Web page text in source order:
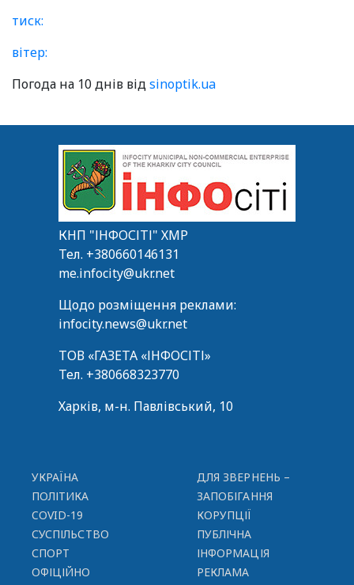
тиск:
вітер:
Погода на 10 днів відsinoptik.ua
КНП "ІНФОСІТІ" ХМР
Тел. +380660146131
me.infocity@ukr.net
Щодо розміщення реклами:
infocity.news@ukr.net
ТОВ «ГАЗЕТА «ІНФОСІТІ»
Тел. +380668323770
Харків, м-н. Павлівський, 10
УКРАЇНА
ПОЛІТИКА
COVID-19
СУСПІЛЬСТВО
СПОРТ
ОФІЦІЙНО
ДЛЯ ЗВЕРНЕНЬ –
ЗАПОБІГАННЯ
КОРУПЦІЇ
ПУБЛІЧНА
ІНФОРМАЦІЯ
РЕКЛАМА